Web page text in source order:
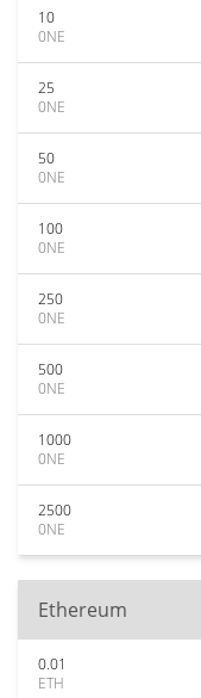
10
0NE
25
0NE
50
0NE
100
0NE
250
0NE
500
0NE
1000
0NE
2500
0NE
Ethereum
0.01
ETH